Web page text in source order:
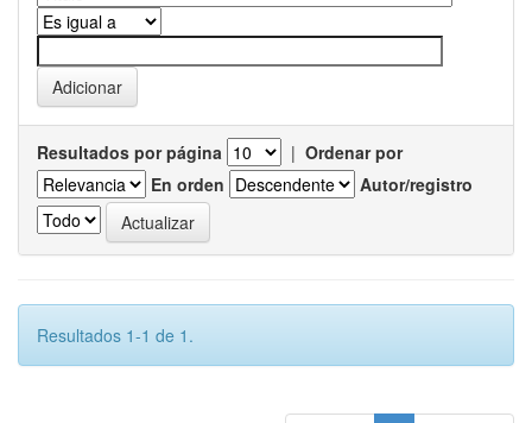
Resultados por página | Ordenar por
En orden
Autor/registro
Resultados 1-1 de 1.